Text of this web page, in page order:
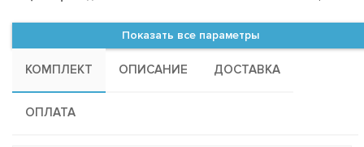
Показать все параметры
КОМПЛЕКТ ОПИСАНИЕ ДОСТАВКА
ОПЛАТА